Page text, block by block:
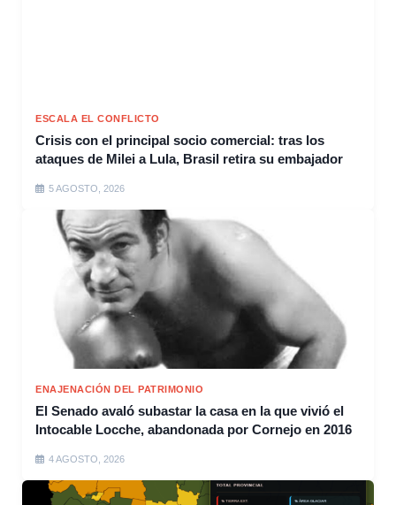
ESCALA EL CONFLICTO
Crisis con el principal socio comercial: tras los
ataques de Milei a Lula, Brasil retira su embajador
5 AGOSTO, 2026
ENAJENACIÓN DEL PATRIMONIO
El Senado avaló subastar la casa en la que vivió el
Intocable Locche, abandonada por Cornejo en 2016
4 AGOSTO, 2026